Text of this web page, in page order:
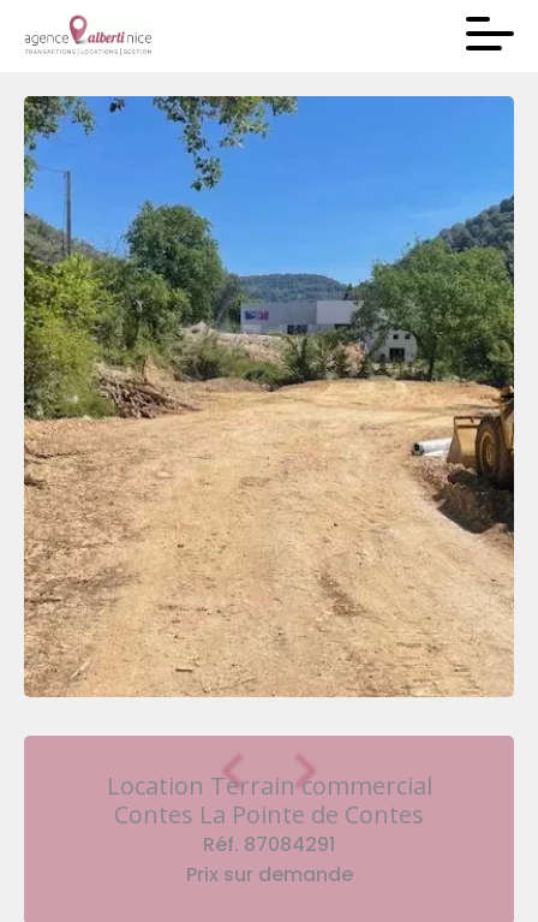
Location Terrain commercial
Contes La Pointe de Contes
Réf. 87084291
Prix sur demande